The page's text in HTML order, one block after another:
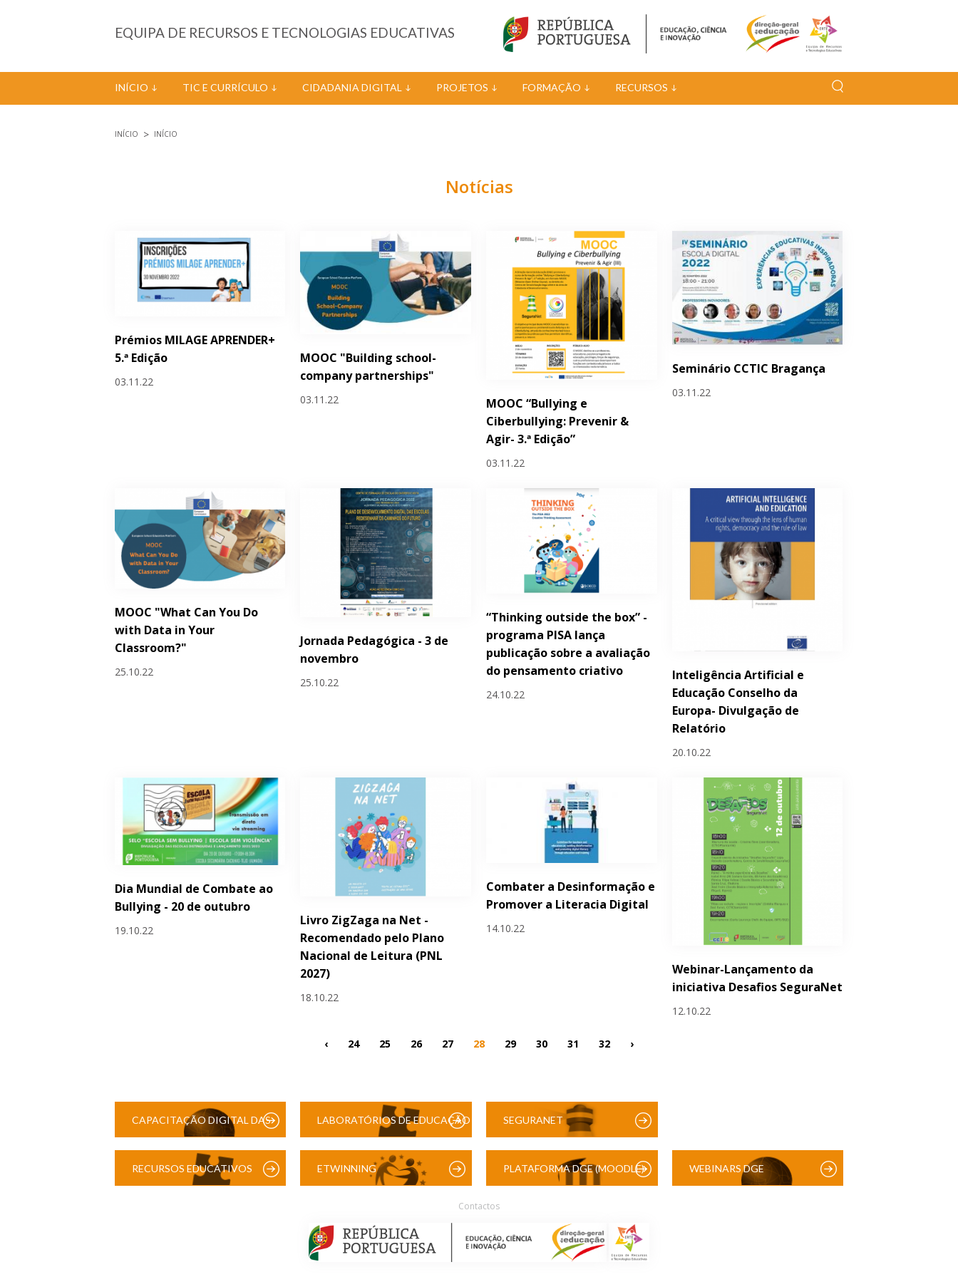
EQUIPA DE RECURSOS E TECNOLOGIAS EDUCATIVAS
INÍCIO TIC E CURRÍCULO CIDADANIA DIGITAL PROJETOS FORMAÇÃO RECURSOS
INÍCIO INÍCIO
Notícias
Prémios MILAGE APRENDER+
5.ª Edição
03.11.22
MOOC "Building school-
company partnerships"
03.11.22
MOOC “Bullying e
Ciberbullying: Prevenir &
Agir- 3.ª Edição”
03.11.22
Seminário CCTIC Bragança
03.11.22
MOOC "What Can You Do
with Data in Your
Classroom?"
25.10.22
Jornada Pedagógica - 3 de
novembro
25.10.22
“Thinking outside the box” -
programa PISA lança
publicação sobre a avaliação
do pensamento criativo
24.10.22
Inteligência Artificial e
Educação Conselho da
Europa- Divulgação de
Relatório
20.10.22
Dia Mundial de Combate ao
Bullying - 20 de outubro
19.10.22
Livro ZigZaga na Net -
Recomendado pelo Plano
Nacional de Leitura (PNL
2027)
18.10.22
Combater a Desinformação e
Promover a Literacia Digital
14.10.22
Webinar-Lançamento da
iniciativa Desafios SeguraNet
12.10.22
Páginas
‹ 24 25 26 27 28 29 30 31 32 ›
CAPACITAÇÃO DIGITAL DAS LABORATÓRIOS DE EDUCAÇÃO SEGURANET
RECURSOS EDUCATIVOS ETWINNING PLATAFORMA DGE (MOODLE) WEBINARS DGE
Contactos